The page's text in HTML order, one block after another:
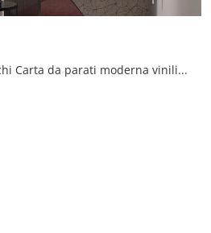
Se cerchi Carta da parati moderna vinilica, clicca e ottieni informazioni sulle varie proposte di Instabilelab come il modello Nori.